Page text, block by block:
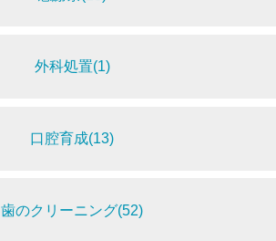
外科処置(1)
口腔育成(13)
歯のクリーニング(52)